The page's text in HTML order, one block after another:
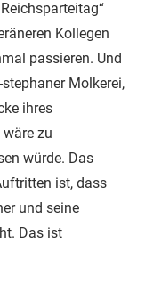
Kollegen
passieren. Und
Molkerei,
ihres
zu
würde. Das
ist, dass
und seine
Das ist